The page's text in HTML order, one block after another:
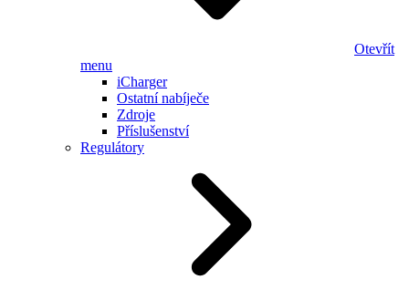
Otevřít
menu
iCharger
Ostatní nabíječe
Zdroje
Příslušenství
Regulátory